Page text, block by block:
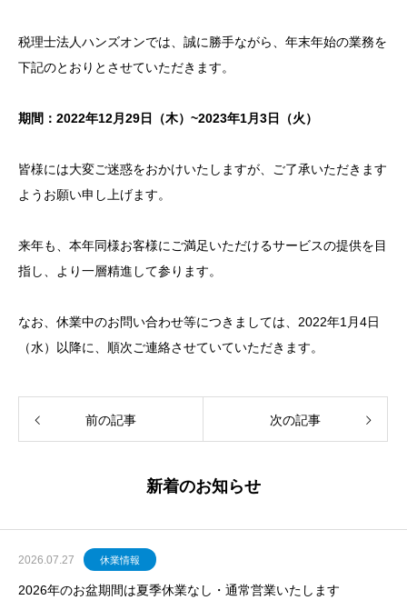
税理士法人ハンズオンでは、誠に勝手ながら、年末年始の業務を
下記のとおりとさせていただきます。
期間：2022年12月29日（木）~2023年1月3日（火）
皆様には大変ご迷惑をおかけいたしますが、ご了承いただきます
ようお願い申し上げます。
来年も、本年同様お客様にご満足いただけるサービスの提供を目
指し、より一層精進して参ります。
なお、休業中のお問い合わせ等につきましては、2022年1月4日
（水）以降に、順次ご連絡させていていただきます。
前の記事 次の記事
新着のお知らせ
2026.07.27 休業情報
2026年のお盆期間は夏季休業なし・通常営業いたします